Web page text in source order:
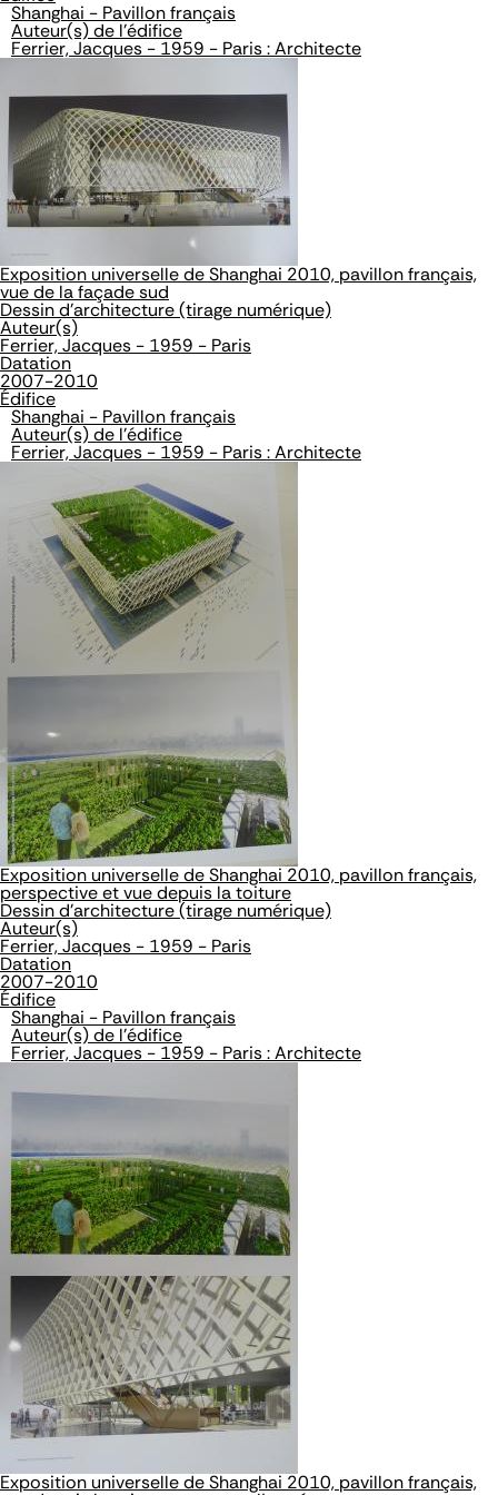
Shanghai - Pavillon français
Auteur(s) de l'édifice
Ferrier, Jacques - 1959 - Paris : Architecte
Exposition universelle de Shanghai 2010, pavillon français,
vue de la façade sud
Dessin d'architecture (tirage numérique)
Auteur(s)
Ferrier, Jacques - 1959 - Paris
Datation
2007-2010
Édifice
Shanghai - Pavillon français
Auteur(s) de l'édifice
Ferrier, Jacques - 1959 - Paris : Architecte
Exposition universelle de Shanghai 2010, pavillon français,
perspective et vue depuis la toiture
Dessin d'architecture (tirage numérique)
Auteur(s)
Ferrier, Jacques - 1959 - Paris
Datation
2007-2010
Édifice
Shanghai - Pavillon français
Auteur(s) de l'édifice
Ferrier, Jacques - 1959 - Paris : Architecte
Exposition universelle de Shanghai 2010, pavillon français,